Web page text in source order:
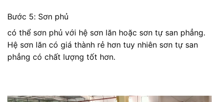
Bước 5: Sơn phủ
có thể sơn phủ với hệ sơn lăn hoặc sơn tự san phẳng.
Hệ sơn lăn có giá thành rẻ hơn tuy nhiên sơn tự san
phẳng có chất lượng tốt hơn.